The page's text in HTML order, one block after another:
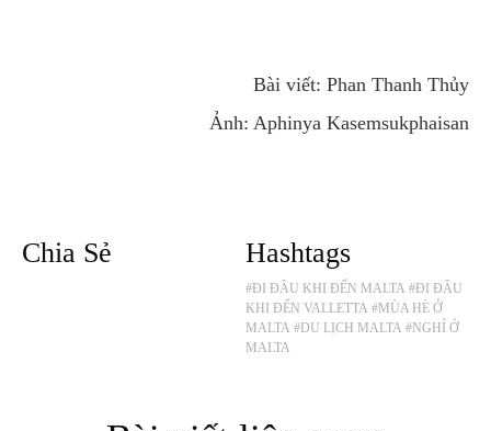
Bài viết: Phan Thanh Thủy
Ảnh: Aphinya Kasemsukphaisan
Chia Sẻ Hashtags
#ĐI ĐÂU KHI ĐẾN MALTA #ĐI ĐÂU
KHI ĐẾN VALLETTA #MÙA HÈ Ở
MALTA #DU LỊCH MALTA #NGHỈ Ở
MALTA